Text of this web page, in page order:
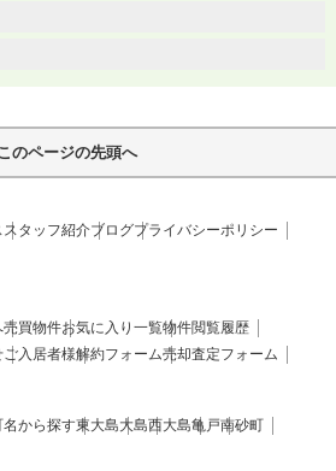
のページの先頭へ
スタッフ紹介ブログプライバシーポリシー
売買物件お気に入り一覧物件閲覧履歴
ご入居者様解約フォーム売却査定フォーム
名から探す東大島大島西大島亀戸南砂町